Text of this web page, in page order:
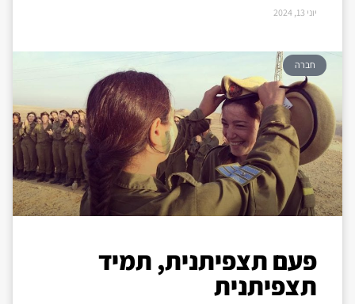
יוני 13, 2024
חברה
פעם תצפיתנית, תמיד
תצפיתנית